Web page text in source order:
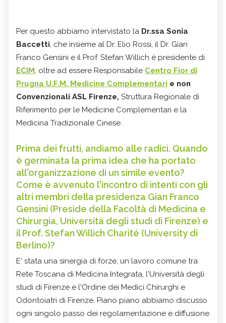
Per questo abbiamo intervistato la Dr.ssa Sonia
Baccetti, che insieme al Dr. Elio Rossi, il Dr. Gian
Franco Gensini e il Prof. Stefan Willich è presidente di
ECIM, oltre ad essere Responsabile Centro Fior di
Prugna U.F.M. Medicine Complementari e non
Convenzionali ASL Firenze, Struttura Regionale di
Riferimento per le Medicine Complementari e la
Medicina Tradizionale Cinese.
Prima dei frutti, andiamo alle radici. Quando
è germinata la prima idea che ha portato
all'organizzazione di un simile evento?
Come è avvenuto l'incontro di intenti con gli
altri membri della presidenza Gian Franco
Gensini (Preside della Facoltà di Medicina e
Chirurgia, Università degli studi di Firenze) e
il Prof. Stefan Willich Charité (University di
Berlino)?
E' stata una sinergia di forze, un lavoro comune tra
Rete Toscana di Medicina Integrata, l'Università degli
studi di Firenze e l'Ordine dei Medici Chirurghi e
Odontoiatri di Firenze. Piano piano abbiamo discusso
ogni singolo passo dei regolamentazione e diffusione